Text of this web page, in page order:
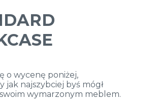
o wycenę poniżej,
jak najszybciej byś mógł
swoim wymarzonym meblem.